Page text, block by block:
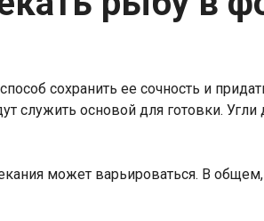
сохранить ее сочность и
служить основой для готовки.
может варьироваться. В